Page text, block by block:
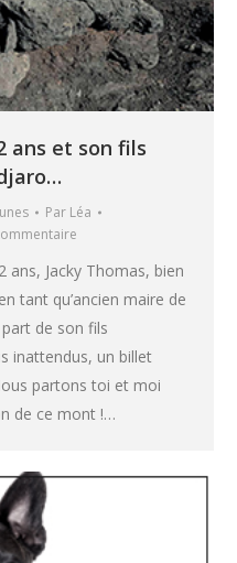
ans et son fils
Par Léa
ans, Jacky Thomas, bien
tant qu’ancien maire de
de son fils
inattendus, un billet
partons toi et moi
de ce mont !…